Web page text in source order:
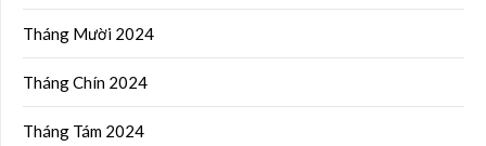
Tháng Mười 2024
Tháng Chín 2024
Tháng Tám 2024